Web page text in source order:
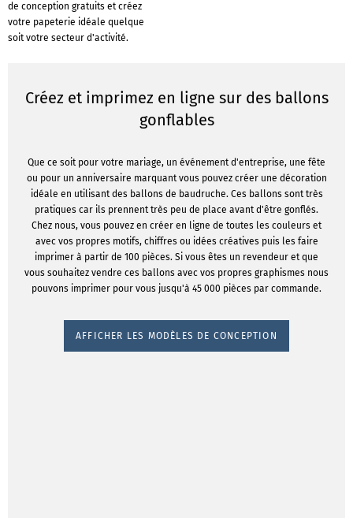
de conception gratuits et créez
votre papeterie idéale quelque
soit votre secteur d'activité.
Créez et imprimez en ligne sur des ballons
gonflables
Que ce soit pour votre mariage, un événement d'entreprise, une fête
ou pour un anniversaire marquant vous pouvez créer une décoration
idéale en utilisant des ballons de baudruche. Ces ballons sont très
pratiques car ils prennent très peu de place avant d'être gonflés.
Chez nous, vous pouvez en créer en ligne de toutes les couleurs et
avec vos propres motifs, chiffres ou idées créatives puis les faire
imprimer à partir de 100 pièces. Si vous êtes un revendeur et que
vous souhaitez vendre ces ballons avec vos propres graphismes nous
pouvons imprimer pour vous jusqu'à 45 000 pièces par commande.
AFFICHER LES MODÈLES DE CONCEPTION